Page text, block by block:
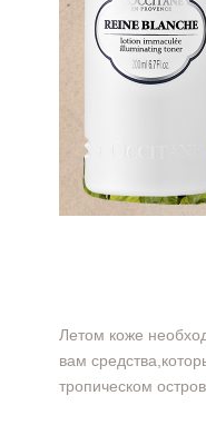
Летом коже
вам
тропическом